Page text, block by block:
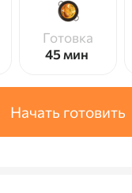
Готовка
45 мин
Начать готовить